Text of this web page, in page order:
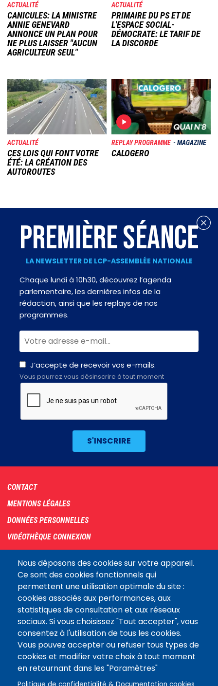
ACTUALITÉ
CANICULES: LA MINISTRE
ANNIE GENEVARD
ANNONCE UN PLAN POUR
NE PLUS LAISSER "AUCUN
AGRICULTEUR SEUL"
ACTUALITÉ
PRIMAIRE DU PS ET DE
L'ESPACE SOCIAL-
DÉMOCRATE: LE TARIF DE
LA DISCORDE
Image
ACTUALITÉ
CES LOIS QUI FONT VOTRE
ÉTÉ: LA CRÉATION DES
AUTOROUTES
Image
REPLAY PROGRAMME MAGAZINE
CALOGERO
Nous déposons des cookies sur votre appareil.
Ce sont des cookies fonctionnels qui
permettent une utilisation optimale du site :
cookies associés aux performances, aux
statistiques de consultation et aux réseaux
sociaux. Si vous choisissez "Tout accepter", vous
consentez à l'utilisation de tous les cookies.
Vous pouvez accepter ou refuser tous types de
cookies et modifier votre choix à tout moment
en retournant dans les "Paramètres"
PREMIÈRE SÉANCE
LA NEWSLETTER DE LCP-ASSEMBLÉE NATIONALE
Chaque lundi à 10h30, découvrez l’agenda
parlementaire, les dernières infos de la
rédaction, ainsi que les replays de nos
programmes.
J’accepte de recevoir vos e-mails.
Vous pourrez vous désinscrire à tout moment
Footer
menu
CONTACT
MENTIONS LÉGALES
DONNÉES PERSONNELLES
VIDÉOTHÈQUE CONNEXION
COOKIES
Assemblée
nationaleLE SITE DE L’ASSEMBLÉE NATIONALE
Suivez-nous